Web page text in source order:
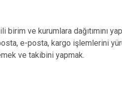
ve kurumlara dağıtımını
e-posta, kargo işlemlerini
ve takibini yapmak.